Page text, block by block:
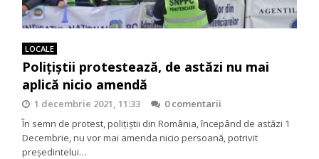
LOCALE
Polițiștii protestează, de astăzi nu mai
aplică nicio amendă
1 decembrie 2021, 11:33
0 comentarii
În semn de protest, polițiștii din România, începând de astăzi 1
Decembrie, nu vor mai amenda nicio persoană, potrivit
președintelui…